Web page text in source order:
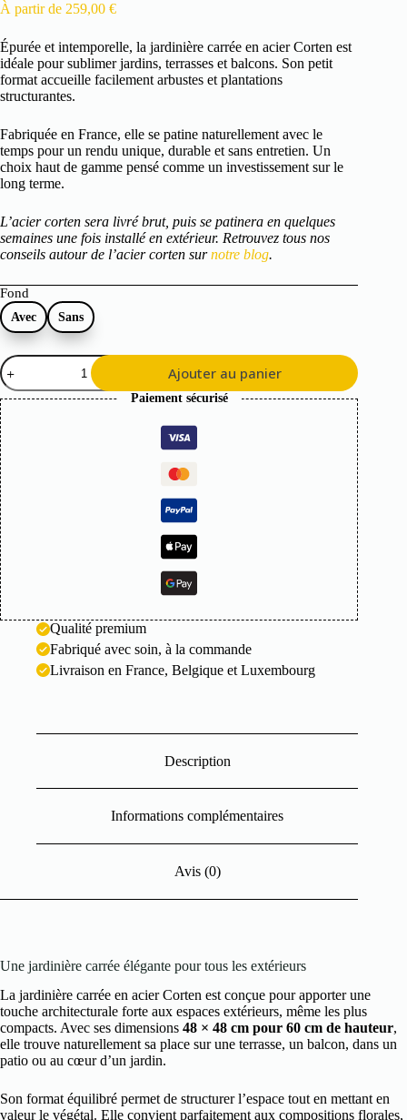
À partir de 259,00 €
Épurée et intemporelle, la jardinière carrée en acier Corten est
idéale pour sublimer jardins, terrasses et balcons. Son petit
format accueille facilement arbustes et plantations
structurantes.
Fabriquée en France, elle se patine naturellement avec le
temps pour un rendu unique, durable et sans entretien. Un
choix haut de gamme pensé comme un investissement sur le
long terme.
L’acier corten sera livré brut, puis se patinera en quelques
semaines une fois installé en extérieur. Retrouvez tous nos
conseils autour de l’acier corten surnotre blog.
Fond
Avec Sans
quantité
de
Jardinière
Carré
en
Corten
Ajouter au panier
Paiement sécurisé
Qualité premium
Fabriqué avec soin, à la commande
Livraison en France, Belgique et Luxembourg
Description
Informations complémentaires
Avis (0)
Une jardinière carrée élégante pour tous les extérieurs
La jardinière carrée en acier Corten est conçue pour apporter une
touche architecturale forte aux espaces extérieurs, même les plus
compacts. Avec ses dimensions 48 × 48 cm pour 60 cm de hauteur,
elle trouve naturellement sa place sur une terrasse, un balcon, dans un
patio ou au cœur d’un jardin.
Son format équilibré permet de structurer l’espace tout en mettant en
valeur le végétal. Elle convient parfaitement aux compositions florales,